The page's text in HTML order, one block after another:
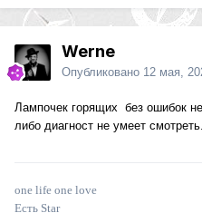
Werne
Опубликовано 12 мая,
Лампочек горящих без ошибок
либо диагност не умеет смотреть.
one life one love
Есть Star